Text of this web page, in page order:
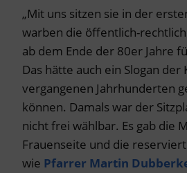
„Mit uns sitzen sie in der
warben die öffentlich-
ab dem Ende der 80er Jahre
Das hätte auch ein Slogan der
vergangenen Jahrhunderten
können. Damals war der
nicht frei wählbar. Es gab die
Frauenseite und die
wie Pfarrer Martin